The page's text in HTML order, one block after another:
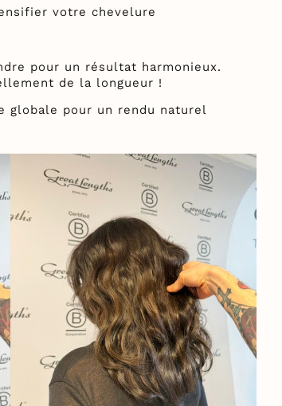
votre chevelure
pour un résultat harmonieux.
de la longueur !
globale pour un rendu naturel